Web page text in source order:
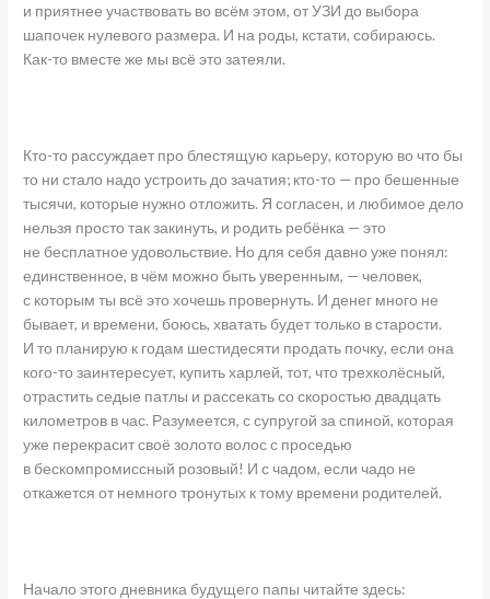
и приятнее участвовать во всём этом, от УЗИ до выбора
шапочек нулевого размера. И на роды, кстати, собираюсь.
Как-то вместе же мы всё это затеяли.
Кто-то рассуждает про блестящую карьеру, которую во что бы
то ни стало надо устроить до зачатия; кто-то — про бешенные
тысячи, которые нужно отложить. Я согласен, и любимое дело
нельзя просто так закинуть, и родить ребёнка — это
не бесплатное удовольствие. Но для себя давно уже понял:
единственное, в чём можно быть уверенным, — человек,
с которым ты всё это хочешь провернуть. И денег много не
бывает, и времени, боюсь, хватать будет только в старости.
И то планирую к годам шестидесяти продать почку, если она
кого-то заинтересует, купить харлей, тот, что трехколёсный,
отрастить седые патлы и рассекать со скоростью двадцать
километров в час. Разумеется, с супругой за спиной, которая
уже перекрасит своё золото волос с проседью
в бескомпромиссный розовый! И с чадом, если чадо не
откажется от немного тронутых к тому времени родителей.
Начало этого дневника будущего папы читайте здесь: